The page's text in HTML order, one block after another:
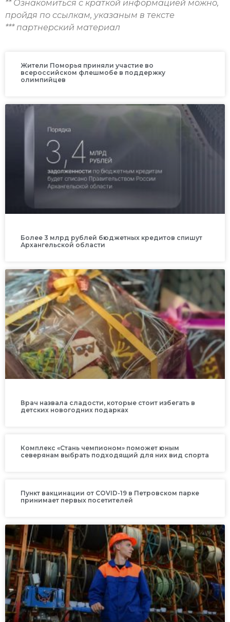
** Ознакомиться с краткой информацией можно,
пройдя по ссылкам, указаным в тексте
*** партнерский материал
Жители Поморья приняли участие во
всероссийском флешмобе в поддержку
олимпийцев
Более 3 млрд рублей бюджетных кредитов спишут
Архангельской области
Врач назвала сладости, которые стоит избегать в
детских новогодних подарках
Комплекс «Стань чемпионом» поможет юным
северянам выбрать подходящий для них вид спорта
Пункт вакцинации от COVID-19 в Петровском парке
принимает первых посетителей